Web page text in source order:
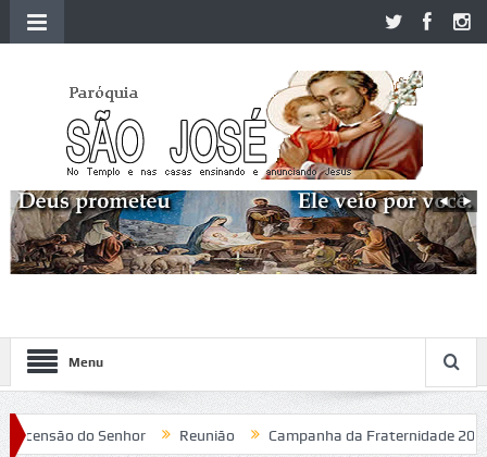
Menu
do Senhor Reunião Campanha da Fraternidade 2020